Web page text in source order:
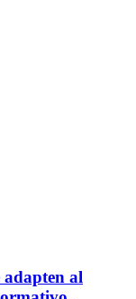
adapten al